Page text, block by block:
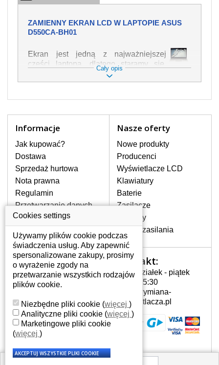
ZAMIENNY EKRAN LCD W LAPTOPIE ASUS
D550CA-BH01
Ekran jest jedną z najważniejszej
części laptopa, dlatego staramy się,
żeby był jak najwyższej jakości. Służy
on do wyświetlania tekstu lub obrazu w
z nim z jak największą ostrożnością. Do
zaliczyć uszkodzenia mechaniczne np.
rozbity lub pęknięty ekran, następnie
pojawiające się pionowe pasy, ciemny
ekran, migotanie lub nierównomierną
jasność ekranu.
NAJWYŻSZEJ JAKOŚCI!
W naszym magazynie przez
cały okres gwarancji posiadamy
wyłącznie wysokiej jakości
oryginalne matryce klasy A+ bez
wadliwych pikseli.
JAK WYBRAĆ ODPOWIEDNI EKRAN
DO LAPTOPA ASUS D550CA-BH01?
Odpowiedni ekran można dobrać do
konkretnego modelu laptopa, którego
oznaczenie można znaleźć na naklejce
na spodzie laptopa lub pod baterią, bywa
również umieszczone na ramkach lub
pęknięty ekran został zdemontowany, w
Cały opis
Informacje
Jak kupować?
Dostawa
Sprzedaż hurtowa
Nota prawna
Regulamin
Przetwarzanie danych
osobowych
Gdzie nas znajdziesz
Nasze oferty
Nowe produkty
Producenci
Wyświetlacze LCD
Klawiatury
Baterie
Zasilacze
Zawiasy
Złącza zasilania
Twoje konto
Twoje konto
Dane osobowe
Adresy
Historia zamówień
Kontakt:
Poniedziałek - piątek
7:00 - 15:30
info@wymiana-
wyswietlacza.pl
Cookies settings
Używamy plików cookie podczas
świadczenia usług. Aby zapewnić
spersonalizowane zakupy, prosimy
o wyrażenie zgody na
przetwarzanie wszystkich rodzajów
plików cookie.
Niezbędne pliki cookie (więcej )
Analityczne pliki cookie (więcej )
Marketingowe pliki cookie
(więcej )